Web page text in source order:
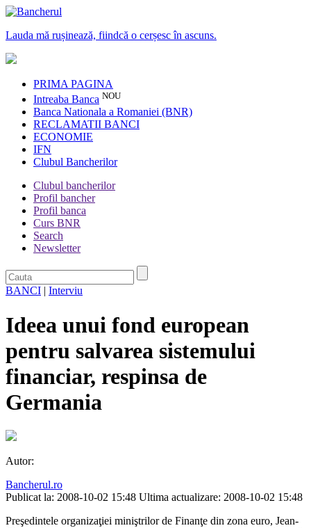
Lauda mă rușinează, fiindcă o cerșesc în ascuns.
PRIMA PAGINA
Intreaba Banca NOU
Banca Nationala a Romaniei (BNR)
RECLAMATII BANCI
ECONOMIE
IFN
Clubul Bancherilor
Clubul bancherilor
Profil bancher
Profil banca
Curs BNR
Search
Newsletter
BANCI | Interviu
Ideea unui fond european
pentru salvarea sistemului
financiar, respinsa de
Germania
Autor:
Bancherul.ro
Publicat la: 2008-10-02 15:48 Ultima actualizare: 2008-10-02 15:48
Preşedintele organizaţiei miniştrilor de Finanţe din zona euro, Jean-